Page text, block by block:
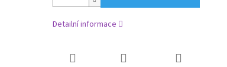
Detailní informace